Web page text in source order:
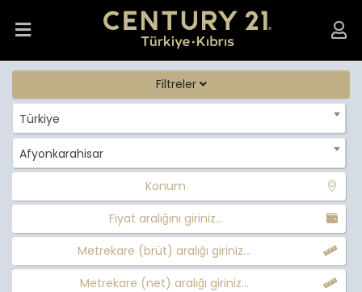
Filtreler
Türkiye
Afyonkarahisar
Konum
Fiyat aralığını giriniz...
Metrekare (brüt) aralığı giriniz...
Metrekare (net) aralığı giriniz...